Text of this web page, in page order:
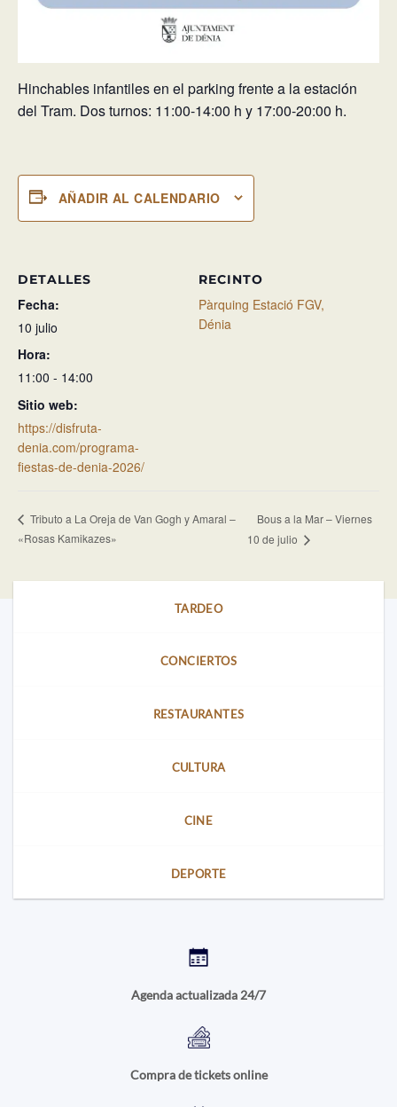
Hinchables infantiles en el parking frente a la estación
del Tram. Dos turnos: 11:00-14:00 h y 17:00-20:00 h.
AÑADIR AL CALENDARIO
DETALLES
Fecha:
10 julio
Hora:
11:00 - 14:00
Sitio web:
https://disfruta-
denia.com/programa-
fiestas-de-denia-2026/
RECINTO
Pàrquing Estació FGV,
Dénia
Tributo a La Oreja de Van Gogh y Amaral –
«Rosas Kamikazes»
Bous a la Mar – Viernes
10 de julio
TARDEO
CONCIERTOS
RESTAURANTES
CULTURA
CINE
DEPORTE
Agenda actualizada 24/7
Compra de tickets online